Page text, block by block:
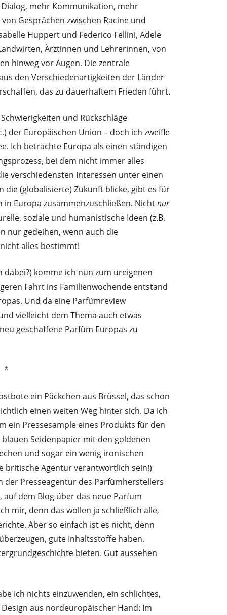
mehr Kommunikation, mehr
Gesprächen zwischen Racine und
Huppert und Federico Fellini, Adele
Ärztinnen und Lehrerinnen, von
hinweg vor Augen. Die zentrale
den Verschiedenartigkeiten der Länder
das zu dauerhaftem Frieden führt.
und Rückschläge
der Europäischen Union – doch ich zweifle
Ich betrachte Europa als einen ständigen
bei dem nicht immer alles
verschiedensten Interessen unter einen
die (globalisierte) Zukunft blicke, gibt es für
Europa zusammenzuschließen. Nichtnur
soziale und humanistische Ideen (z.B.
nur gedeihen, wenn auch die
alles bestimmt!
komme ich nun zum ureigenen
Fahrt ins Familienwochende entstand
Und da eine Parfümreview
vielleicht dem Thema auch etwas
geschaffene Parfüm Europas zu
*
ein Päckchen aus Brüssel, das schon
einen weiten Weg hinter sich. Da ich
ein Pressesample eines Produkts für den
Seidenpapier mit den goldenen
und sogar ein wenig ironischen
britische Agentur verantwortlich sein!)
Presseagentur des Parfümherstellers
dem Blog über das neue Parfum
mir, denn das wollen ja schließlich alle,
Aber so einfach ist es nicht, denn
gute Inhaltsstoffe haben,
bieten. Gut aussehen
ich nichts einzuwenden, ein schlichtes,
aus nordeuropäischer Hand: Im